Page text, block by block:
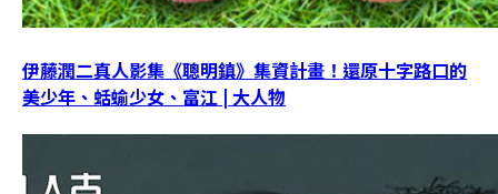
伊藤潤二真人影集《聰明鎮》集資計畫！還原十字路口的
美少年、蛞蝓少女、富江 | 大人物